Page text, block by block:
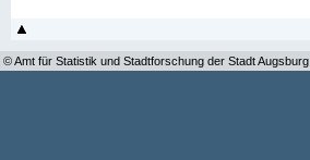
© Amt für Statistik und Stadtforschung der Stadt Augsburg